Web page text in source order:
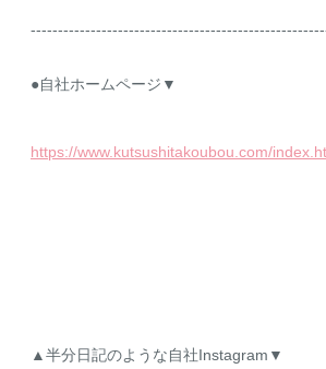
●自社ホームページ▼
https://www.kutsushitakoubou.com/
▲半分日記のような自社Instagram▼